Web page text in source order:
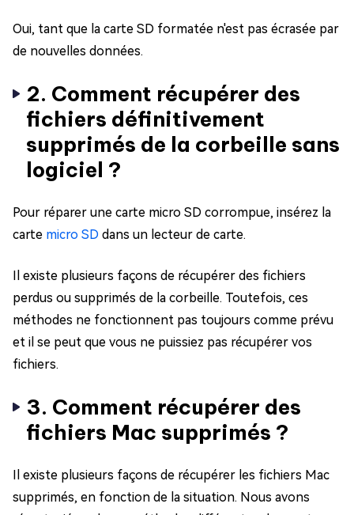
Oui, tant que la carte SD formatée n'est pas écrasée par
de nouvelles données.
2. Comment récupérer des
fichiers définitivement
supprimés de la corbeille sans
logiciel ?
Pour réparer une carte micro SD corrompue, insérez la
carte micro SD dans un lecteur de carte.
Il existe plusieurs façons de récupérer des fichiers
perdus ou supprimés de la corbeille. Toutefois, ces
méthodes ne fonctionnent pas toujours comme prévu
et il se peut que vous ne puissiez pas récupérer vos
fichiers.
3. Comment récupérer des
fichiers Mac supprimés ?
Il existe plusieurs façons de récupérer les fichiers Mac
supprimés, en fonction de la situation. Nous avons